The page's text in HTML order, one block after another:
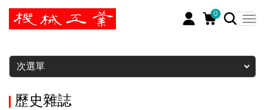
0
暫停
次選單
歷史雜誌